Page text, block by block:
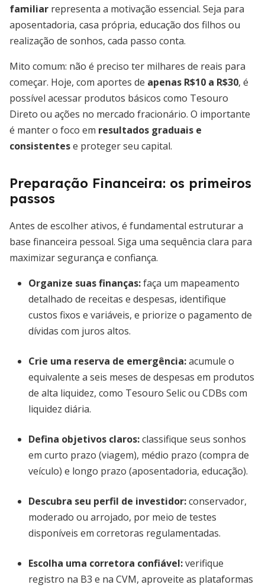
familiar representa a motivação essencial. Seja para
aposentadoria, casa própria, educação dos filhos ou
realização de sonhos, cada passo conta.
Mito comum: não é preciso ter milhares de reais para
começar. Hoje, com aportes de apenas R$10 a R$30, é
possível acessar produtos básicos como Tesouro
Direto ou ações no mercado fracionário. O importante
é manter o foco em resultados graduais e
consistentese proteger seu capital.
Preparação Financeira: os primeiros
passos
Antes de escolher ativos, é fundamental estruturar a
base financeira pessoal. Siga uma sequência clara para
maximizar segurança e confiança.
Organize suas finanças:faça um mapeamento
detalhado de receitas e despesas, identifique
custos fixos e variáveis, e priorize o pagamento de
dívidas com juros altos.
Crie uma reserva de emergência:acumule o
equivalente a seis meses de despesas em produtos
de alta liquidez, como Tesouro Selic ou CDBs com
liquidez diária.
Defina objetivos claros:classifique seus sonhos
em curto prazo (viagem), médio prazo (compra de
veículo) e longo prazo (aposentadoria, educação).
Descubra seu perfil de investidor:conservador,
moderado ou arrojado, por meio de testes
disponíveis em corretoras regulamentadas.
Escolha uma corretora confiável:verifique
registro na B3 e na CVM, aproveite as plataformas